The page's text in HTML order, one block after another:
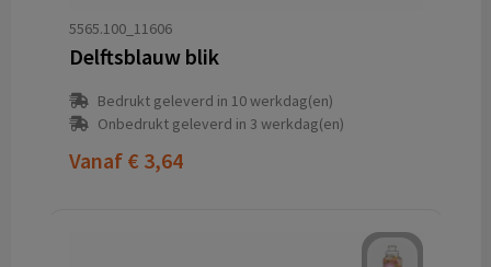
5565.100_11606
Delftsblauw blik
Bedrukt geleverd in 10 werkdag(en)
Onbedrukt geleverd in 3 werkdag(en)
Vanaf € 3,64